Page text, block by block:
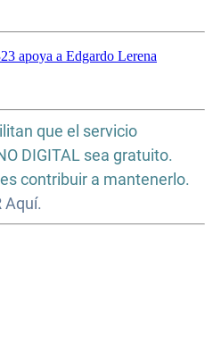
que el servicio
DIGITAL sea gratuito.
contribuir a mantenerlo.
Aquí.